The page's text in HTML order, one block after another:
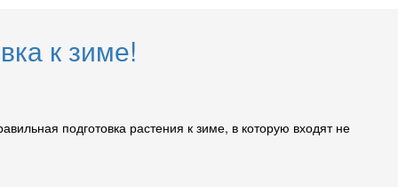
к зиме!
подготовка растения к зиме, в которую входят не